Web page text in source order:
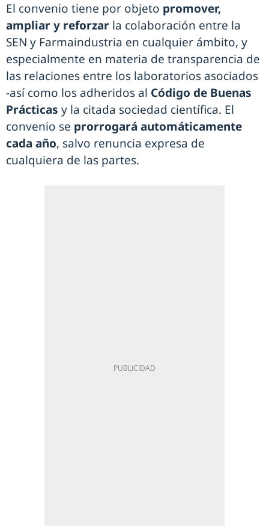
El convenio tiene por objeto promover,
ampliar y reforzar la colaboración entre la
SEN y Farmaindustria en cualquier ámbito, y
especialmente en materia de transparencia de
las relaciones entre los laboratorios asociados
-así como los adheridos al Código de Buenas
Prácticas y la citada sociedad científica. El
convenio se prorrogará automáticamente
cada año, salvo renuncia expresa de
cualquiera de las partes.